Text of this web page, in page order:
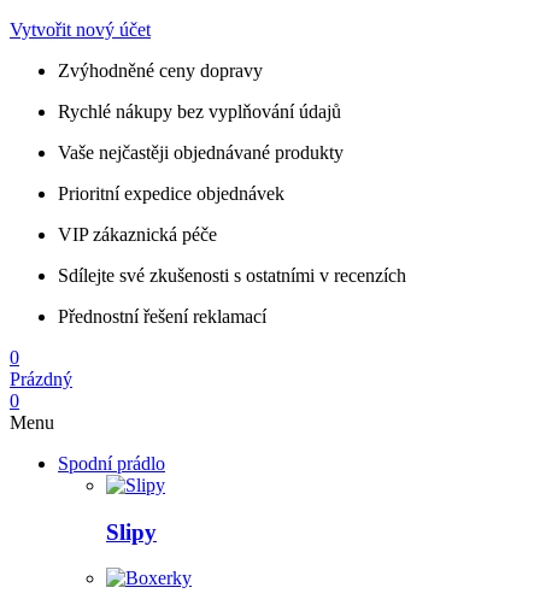
Vytvořit nový účet
Zvýhodněné ceny dopravy
Rychlé nákupy bez vyplňování údajů
Vaše nejčastěji objednávané produkty
Prioritní expedice objednávek
VIP zákaznická péče
Sdílejte své zkušenosti s ostatními v recenzích
Přednostní řešení reklamací
0
Prázdný
0
Menu
Spodní prádlo
Slipy